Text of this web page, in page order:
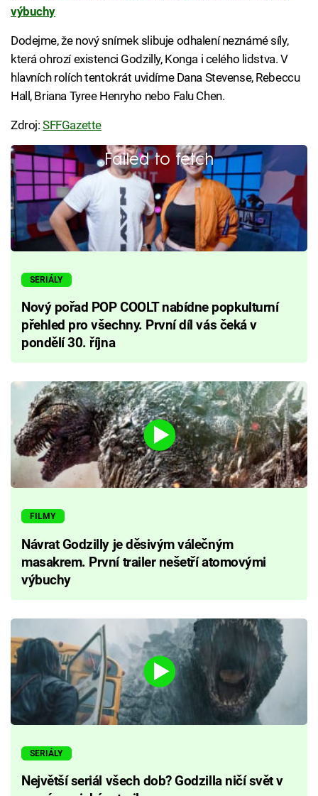
výbuchy
Dodejme, že nový snímek slibuje odhalení neznámé síly,
která ohrozí existenci Godzilly, Konga i celého lidstva. V
hlavních rolích tentokrát uvidíme Dana Stevense, Rebeccu
Hall, Briana Tyree Henryho nebo Falu Chen.
Zdroj:SFFGazette
Failed to fetch
SERIÁLY
Nový pořad POP COOLT nabídne popkulturní
přehled pro všechny. První díl vás čeká v
pondělí 30. října
FILMY
Návrat Godzilly je děsivým válečným
masakrem. První trailer nešetří atomovými
výbuchy
SERIÁLY
Největší seriál všech dob? Godzilla ničí svět v